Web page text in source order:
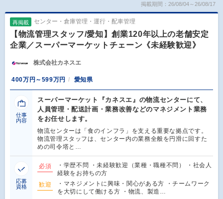
掲載期間：26/08/04～26/08/17
再掲載 センター・倉庫管理・運行・配車管理
【物流管理スタッフ/愛知】創業120年以上の老舗安定
企業／スーパーマーケットチェーン《未経験歓迎》
株式会社カネスエ
400万円～599万円 愛知県
仕事
内容
スーパーマーケット『カネスエ』の物流センターにて、
人員管理・配送計画・業務改善などのマネジメント業務
をお任せします。
物流センターは「食のインフラ」を支える重要な拠点です。
物流管理スタッフは、センター内の業務全般を円滑に回すた
めの司令塔と…
応募
資格
必須
・学歴不問 ・未経験歓迎（業種・職種不問） ・社会人
経験をお持ちの方
歓迎
・マネジメントに興味・関心がある方 ・チームワーク
を大切にして働ける方 ・物流、製造…